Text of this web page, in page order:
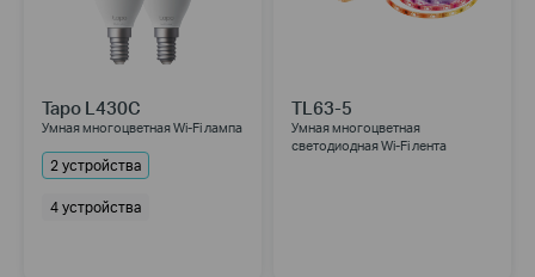
Tapo L430C
Умная многоцветная Wi‑Fi лампа
2 устройства
4 устройства
TL63-5
Умная многоцветная
светодиодная Wi-Fi лента